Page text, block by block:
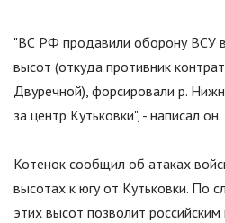
"ВС РФ продавили оборону ВСУ
высот (откуда противник
Двуречной), форсировали р.
за центр Кутьковки", - написал он.
Котенок сообщил об атаках
высотах к югу от Кутьковки. По
этих высот позволит